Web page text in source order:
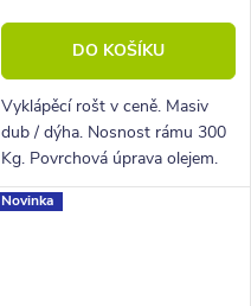
DO KOŠÍKU
Vyklápěcí rošt v ceně. Masiv
dub / dýha. Nosnost rámu 300
Kg. Povrchová úprava olejem.
Novinka